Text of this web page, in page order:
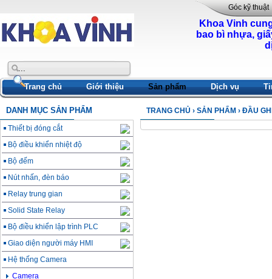
Góc kỹ thuật
Khoa Vinh
bao bì nhựa,
Trang chủ Giới thiệu Sản phẩm Dịch vụ
DANH MỤC SẢN PHẨM
Thiết bị đóng cắt
Bộ điều khiển nhiệt độ
Bộ đếm
Nút nhấn, đèn báo
Relay trung gian
Solid State Relay
Bộ điều khiển lập trình PLC
Giao diện người máy HMI
Hệ thống Camera
Camera
TRANG CHỦ › SẢN PHẨM › ĐẦU